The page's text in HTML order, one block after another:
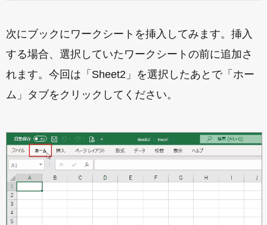
次にブックにワークシートを挿入してみます。挿入
する場合、選択していたワークシートの前に追加さ
れます。今回は「Sheet2」を選択したあとで「ホー
ム」タブをクリックしてください。